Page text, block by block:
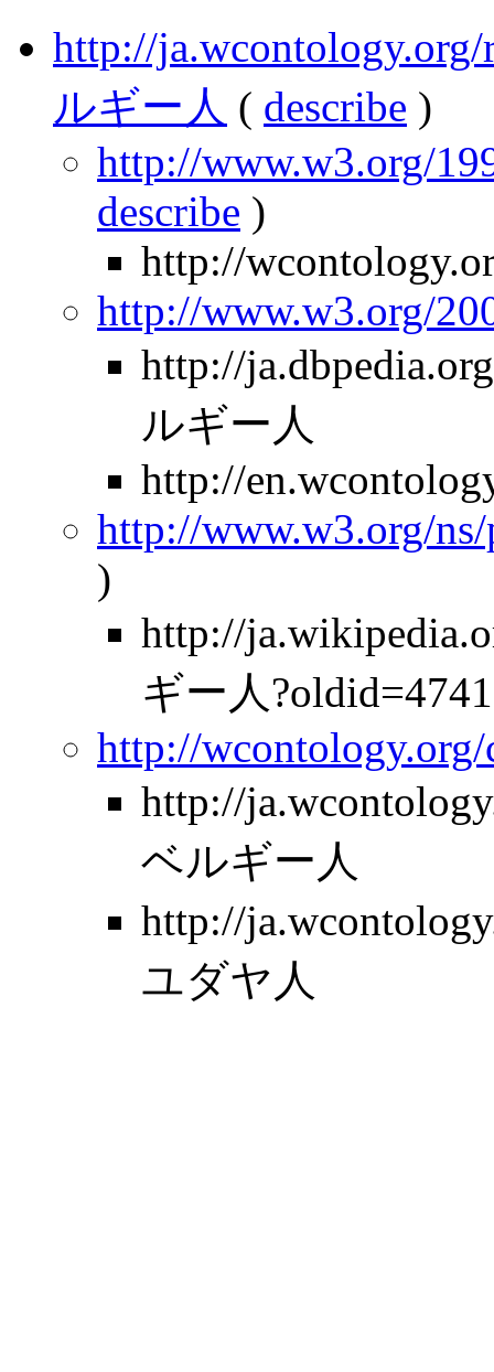
http://
ルギー人 ( describe )
http://www.w3.org/
describe )
http://
http://www.w3.org/
http://
ルギー人
http://
http://www.w3.org/
)
http://
ギー人
http://wcontology.org/
http://
ベルギー人
http://
ユダヤ人